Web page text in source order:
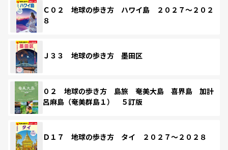
Ｃ０２ 地球の歩き方 ハワイ島 ２０２７～２０２
８
Ｊ３３ 地球の歩き方 墨田区
０２ 地球の歩き方 島旅 奄美大島 喜界島 加計
呂麻島（奄美群島１） ５訂版
Ｄ１７ 地球の歩き方 タイ ２０２７～２０２８